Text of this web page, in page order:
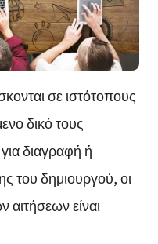
σε ιστότοπους
δικό τους
διαγραφή ή
του δημιουργού, οι
αιτήσεων είναι